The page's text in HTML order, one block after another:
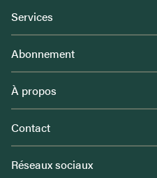
Services
Abonnement
À propos
Contact
Réseaux sociaux